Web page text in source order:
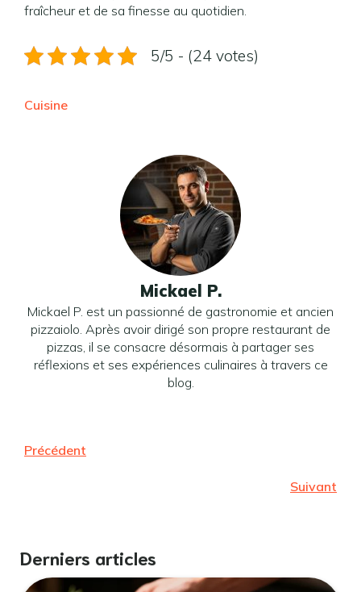
fraîcheur et de sa finesse au quotidien.
5/5 - (24 votes)
Cuisine
Mickael P.
Mickael P. est un passionné de gastronomie et ancien
pizzaiolo. Après avoir dirigé son propre restaurant de
pizzas, il se consacre désormais à partager ses
réflexions et ses expériences culinaires à travers ce
blog.
Précédent
Suivant
Derniers articles